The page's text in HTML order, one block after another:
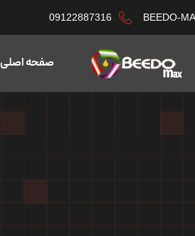
BEEDO-
09122887316
صفحه اصلی